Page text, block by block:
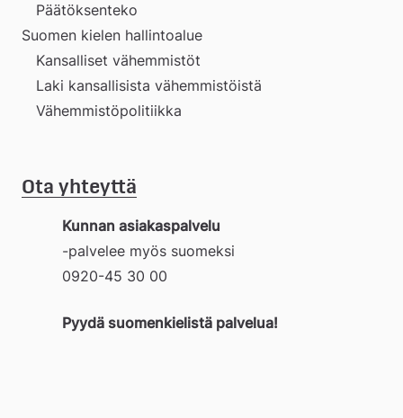
Päätöksenteko
Suomen kielen hallintoalue
Kansalliset vähemmistöt
Laki kansallisista vähemmistöistä
Vähemmistöpolitiikka
Ota yhteyttä
Kunnan asiakaspalvelu
-palvelee myös suomeksi
0920-45 30 00
Pyydä suomenkielistä palvelua!